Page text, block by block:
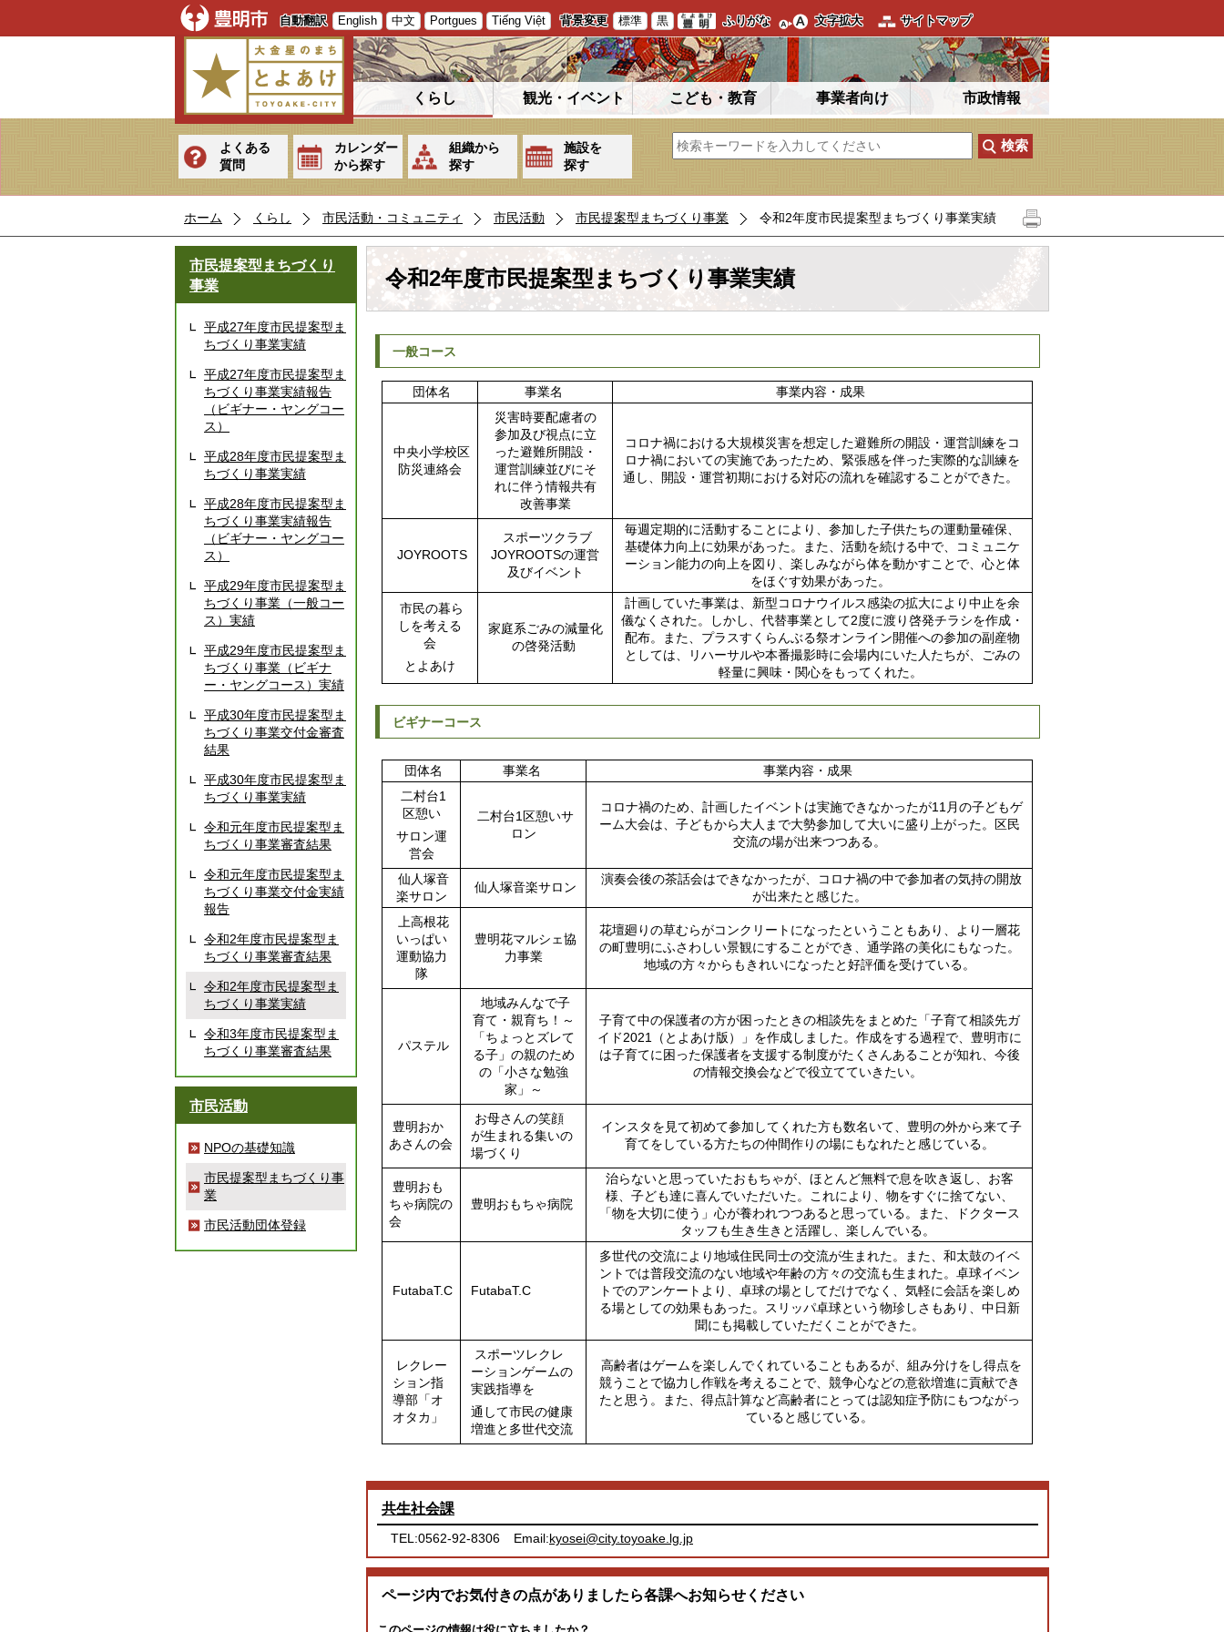
自動翻訳 English 中文 Portgues Tiếng Việt 背景変更 標準 黒 ふりがな 文字拡大 サイトマップ
くらし 観光・イベント こども・教育 事業者向け 市政情報
よくある
質問
カレンダー
から探す
組織から
探す
施設を
探す
ホーム くらし 市民活動・コミュニティ 市民活動 市民提案型まちづくり事業 令和2年度市民提案型まちづくり事業実績
市民提案型まちづくり
事業
平成27年度市民提案型ま
ちづくり事業実績
平成27年度市民提案型ま
ちづくり事業実績報告
（ビギナー・ヤングコー
ス）
平成28年度市民提案型ま
ちづくり事業実績
平成28年度市民提案型ま
ちづくり事業実績報告
（ビギナー・ヤングコー
ス）
平成29年度市民提案型ま
ちづくり事業（一般コー
ス）実績
平成29年度市民提案型ま
ちづくり事業（ビギナ
ー・ヤングコース）実績
平成30年度市民提案型ま
ちづくり事業交付金審査
結果
平成30年度市民提案型ま
ちづくり事業実績
令和元年度市民提案型ま
ちづくり事業審査結果
令和元年度市民提案型ま
ちづくり事業交付金実績
報告
令和2年度市民提案型ま
ちづくり事業審査結果
令和2年度市民提案型ま
ちづくり事業実績
令和3年度市民提案型ま
ちづくり事業審査結果
市民活動
NPOの基礎知識
市民提案型まちづくり事
業
市民活動団体登録
令和2年度市民提案型まちづくり事業実績
一般コース
団体名 事業名 事業内容・成果
中央小学校区
防災連絡会
災害時要配慮者の
参加及び視点に立
った避難所開設・
運営訓練並びにそ
れに伴う情報共有
改善事業
コロナ禍における大規模災害を想定した避難所の開設・運営訓練をコ
ロナ禍においての実施であったため、緊張感を伴った実際的な訓練を
通し、開設・運営初期における対応の流れを確認することができた。
JOYROOTS
スポーツクラブ
JOYROOTSの運営
及びイベント
毎週定期的に活動することにより、参加した子供たちの運動量確保、
基礎体力向上に効果があった。また、活動を続ける中で、コミュニケ
ーション能力の向上を図り、楽しみながら体を動かすことで、心と体
をほぐす効果があった。
市民の暮ら
しを考える
会
とよあけ
家庭系ごみの減量化
の啓発活動
計画していた事業は、新型コロナウイルス感染の拡大により中止を余
儀なくされた。しかし、代替事業として2度に渡り啓発チラシを作成・
配布。また、プラスすくらんぶる祭オンライン開催への参加の副産物
としては、リハーサルや本番撮影時に会場内にいた人たちが、ごみの
軽量に興味・関心をもってくれた。
ビギナーコース
団体名 事業名
事業内容・成果
二村台1
区憩い
サロン運
営会
二村台1区憩いサ
ロン
コロナ禍のため、計画したイベントは実施できなかったが11月の子どもゲ
ーム大会は、子どもから大人まで大勢参加して大いに盛り上がった。区民
交流の場が出来つつある。
仙人塚音
楽サロン
仙人塚音楽サロン
演奏会後の茶話会はできなかったが、コロナ禍の中で参加者の気持の開放
が出来たと感じた。
上高根花
いっぱい
運動協力
隊
豊明花マルシェ協
力事業
花壇廻りの草むらがコンクリートになったということもあり、より一層花
の町豊明にふさわしい景観にすることができ、通学路の美化にもなった。
地域の方々からもきれいになったと好評価を受けている。
パステル
地域みんなで子
育て・親育ち！～
「ちょっとズレて
る子」の親のため
の「小さな勉強
家」～
子育て中の保護者の方が困ったときの相談先をまとめた「子育て相談先ガ
イド2021（とよあけ版）」を作成しました。作成をする過程で、豊明市に
は子育てに困った保護者を支援する制度がたくさんあることが知れ、今後
の情報交換会などで役立てていきたい。
豊明おか
あさんの会
お母さんの笑顔
が生まれる集いの
場づくり
インスタを見て初めて参加してくれた方も数名いて、豊明の外から来て子
育てをしている方たちの仲間作りの場にもなれたと感じている。
豊明おも
ちゃ病院の
会
豊明おもちゃ病院
治らないと思っていたおもちゃが、ほとんど無料で息を吹き返し、お客
様、子ども達に喜んでいただいた。これにより、物をすぐに捨てない、
「物を大切に使う」心が養われつつあると思っている。また、ドクタース
タッフも生き生きと活躍し、楽しんでいる。
FutabaT.C FutabaT.C
多世代の交流により地域住民同士の交流が生まれた。また、和太鼓のイベ
ントでは普段交流のない地域や年齢の方々の交流も生まれた。卓球イベン
トでのアンケートより、卓球の場としてだけでなく、気軽に会話を楽しめ
る場としての効果もあった。スリッパ卓球という物珍しさもあり、中日新
聞にも掲載していただくことができた。
レクレー
ション指
導部「オ
オタカ」
スポーツレクレ
ーションゲームの
実践指導を
通して市民の健康
増進と多世代交流
高齢者はゲームを楽しんでくれていることもあるが、組み分けをし得点を
競うことで協力し作戦を考えることで、競争心などの意欲増進に貢献でき
たと思う。また、得点計算など高齢者にとっては認知症予防にもつながっ
ていると感じている。
共生社会課
TEL:0562-92-8306 Email:kyosei@city.toyoake.lg.jp
ページ内でお気付きの点がありましたら各課へお知らせください